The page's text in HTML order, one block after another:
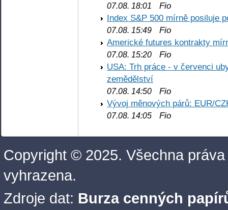
07.08. 18:01
Fio
Index S&P 500 mírně posiluje
07.08. 15:49 Fio
Americké futures kontrakty
07.08. 15:20 Fio
USA: Trh práce - v červenci
zemědělství
07.08. 14:50 Fio
Vývoj měnových párů: EUR/
07.08. 14:05 Fio
Copyright © 2025. Všechna práva
vyhrazena.
Zdroje dat: Burza cenných